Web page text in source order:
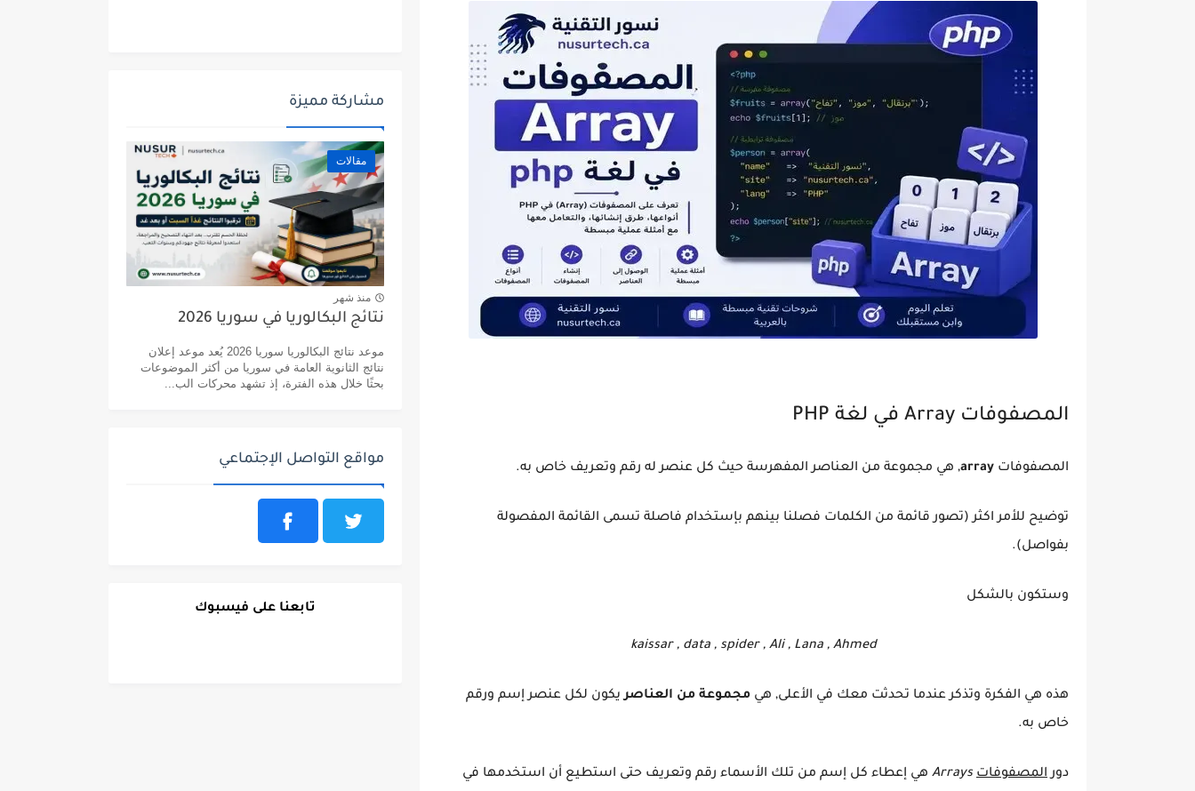
المصفوفات Array في لغة PHP
المصفوفات array, هي مجموعة من العناصر المفهرسة حيث كل عنصر له رقم وتعريف خاص به.
توضيح للأمر اكثر (تصور قائمة من الكلمات فصلنا بينهم بإستخدام فاصلة تسمى القائمة المفصولة
بفواصل).
وستكون بالشكل
kaissar , data , spider , Ali , Lana , Ahmed
هذه هي الفكرة وتذكر عندما تحدثت معك في الأعلى, هي مجموعة من العناصريكون لكل عنصر إسم ورقم
خاص به.
دورالمصفوفات Arrays هي إعطاء كل إسم من تلك الأسماء رقم وتعريف حتى استطيع أن استخدمها في
مشاركة مميزة
مقالات
منذ شهر
نتائج البكالوريا في سوريا 2026
موعد نتائج البكالوريا سوريا 2026 يُعد موعد إعلان
نتائج الثانوية العامة في سوريا من أكثر الموضوعات
بحثًا خلال هذه الفترة، إذ تشهد محركات الب...
مواقع التواصل الإجتماعي
تابعنا على فيسبوك